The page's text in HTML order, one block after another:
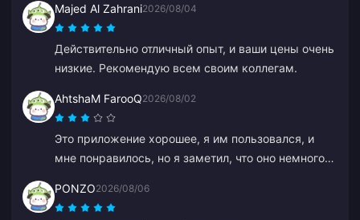
Majed Al Zahrani2026/08/04
Действительно отличный опыт, и ваши цены очень
низкие. Рекомендую всем своим коллегам.
AhtshaM FarooQ2026/08/02
Это приложение хорошее, я им пользовался, и
мне понравилось, но я заметил, что оно немного
делать выгодные предложения.
PONZO2026/08/06